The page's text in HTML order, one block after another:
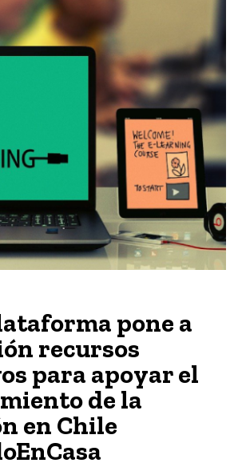
pone a
recursos
para apoyar el
de la
en Chile